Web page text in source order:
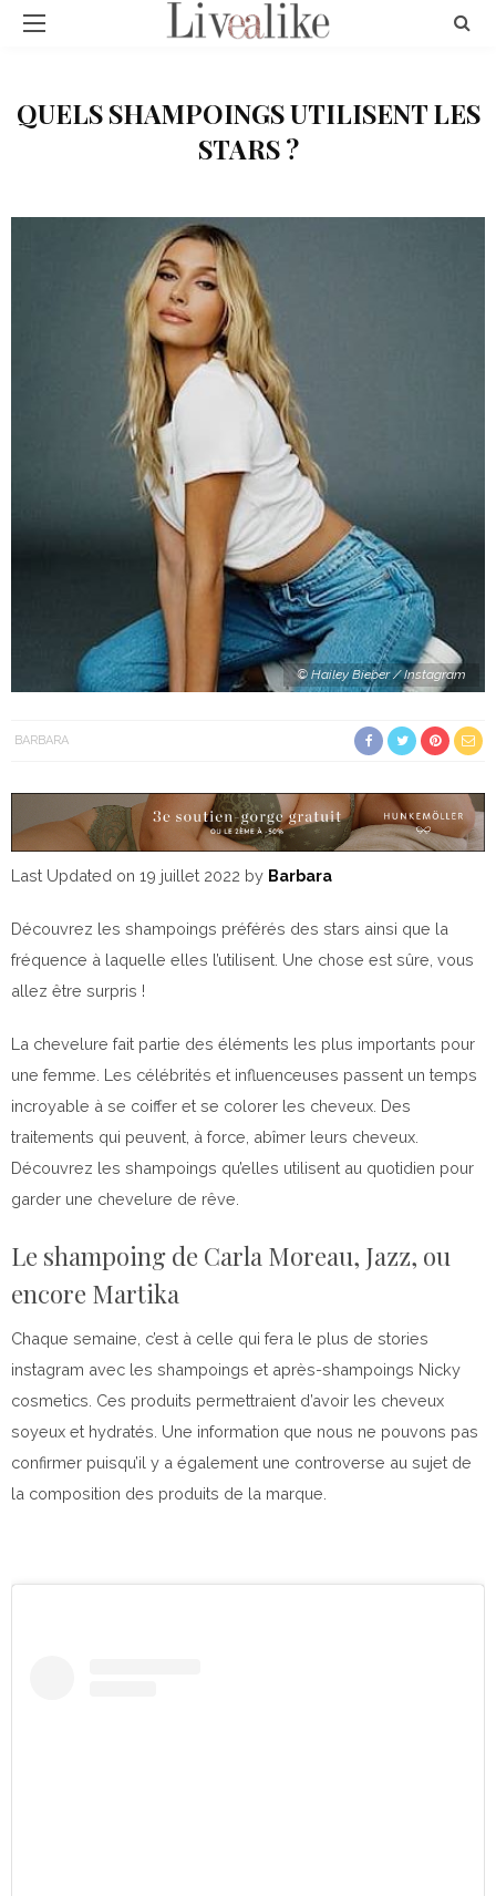
QUELS SHAMPOINGS UTILISENT LES
STARS ?
© Hailey Bieber / Instagram
BARBARA
Last Updated on 19 juillet 2022 by Barbara
Découvrez les shampoings préférés des stars ainsi que la
fréquence à laquelle elles l’utilisent. Une chose est sûre, vous
allez être surpris !
La chevelure fait partie des éléments les plus importants pour
une femme. Les célébrités et influenceuses passent un temps
incroyable à se coiffer et se colorer les cheveux. Des
traitements qui peuvent, à force, abîmer leurs cheveux.
Découvrez les shampoings qu’elles utilisent au quotidien pour
garder une chevelure de rêve.
Le shampoing de Carla Moreau, Jazz, ou
encore Martika
Chaque semaine, c’est à celle qui fera le plus de stories
instagram avec les shampoings et après-shampoings Nicky
cosmetics. Ces produits permettraient d’avoir les cheveux
soyeux et hydratés. Une information que nous ne pouvons pas
confirmer puisqu’il y a également une controverse au sujet de
la composition des produits de la marque.